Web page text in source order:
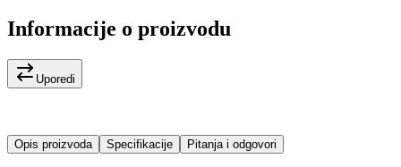
Informacije o proizvodu
Uporedi
Opis proizvoda Specifikacije Pitanja i odgovori